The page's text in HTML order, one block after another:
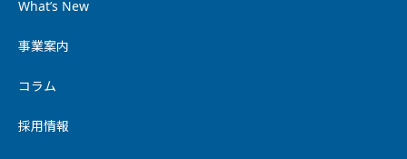
What’s New
事業案内
コラム
採用情報